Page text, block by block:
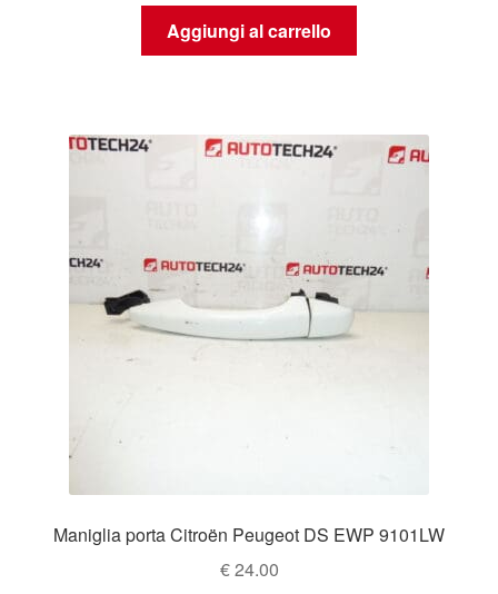
Aggiungi al carrello
Maniglia porta Citroën Peugeot DS EWP 9101LW
€24.00